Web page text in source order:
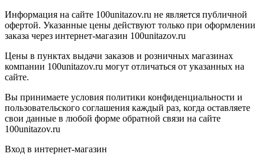
Информация на сайте 100unitazov.ru не является публичной
офертой. Указанные цены действуют только при оформлении
заказа через интернет-магазин 100unitazov.ru
Цены в пунктах выдачи заказов и розничных магазинах
компании 100unitazov.ru могут отличаться от указанных на
сайте.
Вы принимаете условия политики конфиденциальности и
пользовательского соглашения каждый раз, когда оставляете
свои данные в любой форме обратной связи на сайте
100unitazov.ru
Вход в интернет-магазин